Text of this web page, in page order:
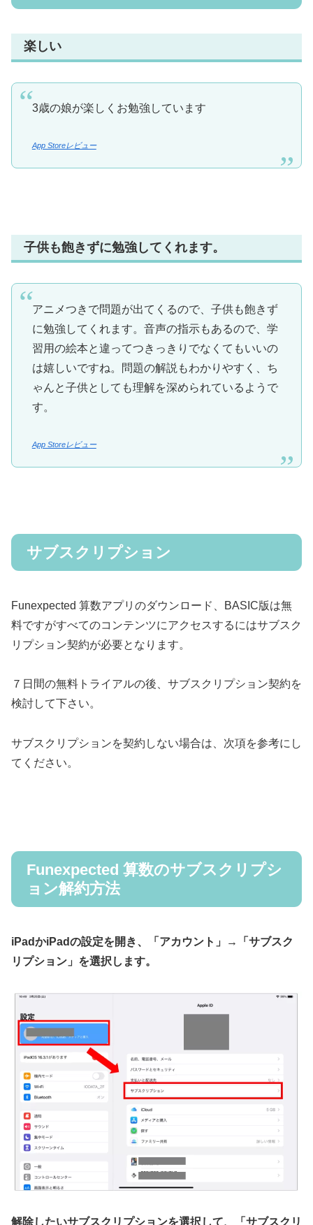
楽しい
3歳の娘が楽しくお勉強しています
App Storeレビュー
子供も飽きずに勉強してくれます。
アニメつきで問題が出てくるので、子供も飽きず
に勉強してくれます。音声の指示もあるので、学
習用の絵本と違ってつきっきりでなくてもいいの
は嬉しいですね。問題の解説もわかりやすく、ち
ゃんと子供としても理解を深められているようで
す。
App Storeレビュー
サブスクリプション
Funexpected 算数アプリのダウンロード、BASIC版は無
料ですがすべてのコンテンツにアクセスするにはサブスク
リプション契約が必要となります。
７日間の無料トライアルの後、サブスクリプション契約を
検討して下さい。
サブスクリプションを契約しない場合は、次項を参考にし
てください。
Funexpected 算数のサブスクリプシ
ョン解約方法
iPadかiPadの設定を開き、「アカウント」→「サブスク
リプション」を選択します。
解除したいサブスクリプションを選択して、「サブスクリ